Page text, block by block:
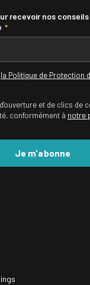
recevoir nos
*
la Politique de Protection
et de clics de
conformément à notre